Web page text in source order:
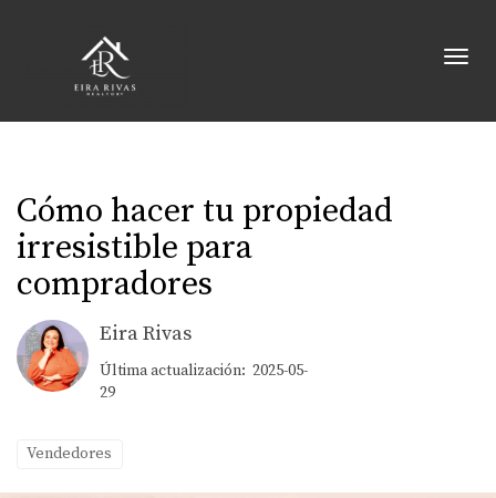
Cómo hacer tu propiedad
irresistible para
compradores
Eira Rivas
Última actualización: 2025-05-
29
Vendedores